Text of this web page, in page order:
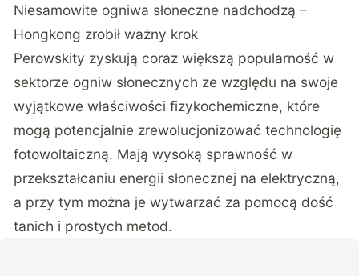
Niesamowite ogniwa słoneczne nadchodzą –
Hongkong zrobił ważny krok
Perowskity zyskują coraz większą popularność w
sektorze ogniw słonecznych ze względu na swoje
wyjątkowe właściwości fizykochemiczne, które
mogą potencjalnie zrewolucjonizować technologię
fotowoltaiczną. Mają wysoką sprawność w
przekształcaniu energii słonecznej na elektryczną,
a przy tym można je wytwarzać za pomocą dość
tanich i prostych metod.